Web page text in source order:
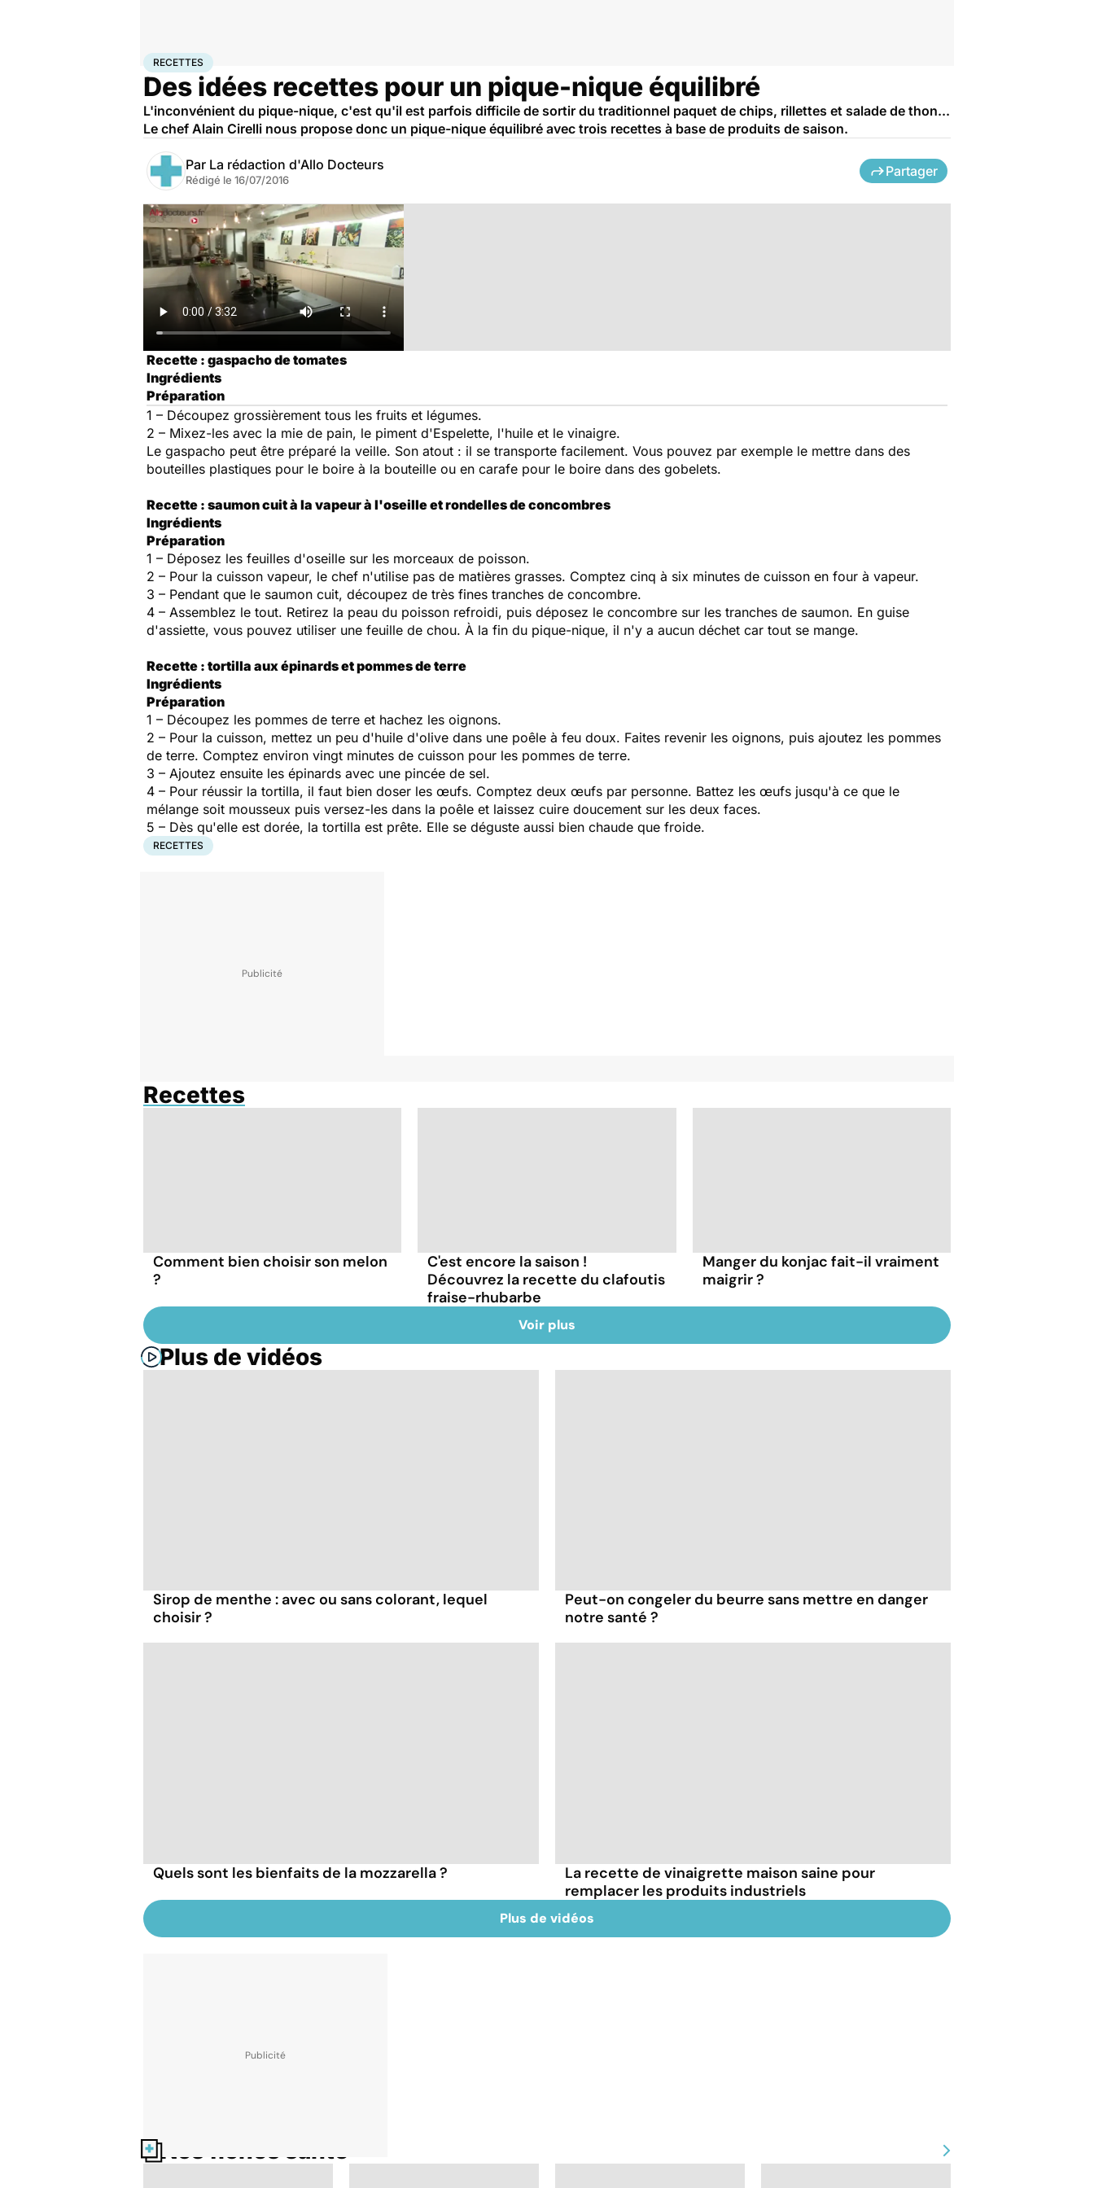
AccueilSanté Recettes
RECETTES
Des idées recettes pour un pique-nique équilibré
L'inconvénient du pique-nique, c'est qu'il est parfois difficile de sortir du traditionnel paquet de chips, rillettes et salade de thon...
Le chef Alain Cirelli nous propose donc un pique-nique équilibré avec trois recettes à base de produits de saison.
Par La rédaction d'Allo Docteurs
Rédigé le 16/07/2016
Partager
Recette : gaspacho de tomates
Ingrédients
Préparation
1 – Découpez grossièrement tous les fruits et légumes.
2 – Mixez-les avec la mie de pain, le piment d'Espelette, l'huile et le vinaigre.
Le gaspacho peut être préparé la veille. Son atout : il se transporte facilement. Vous pouvez par exemple le mettre dans des
bouteilles plastiques pour le boire à la bouteille ou en carafe pour le boire dans des gobelets.
Recette : saumon cuit à la vapeur à l'oseille et rondelles de concombres
Ingrédients
Préparation
1 – Déposez les feuilles d'oseille sur les morceaux de poisson.
2 – Pour la cuisson vapeur, le chef n'utilise pas de matières grasses. Comptez cinq à six minutes de cuisson en four à vapeur.
3 – Pendant que le saumon cuit, découpez de très fines tranches de concombre.
4 – Assemblez le tout. Retirez la peau du poisson refroidi, puis déposez le concombre sur les tranches de saumon. En guise
d'assiette, vous pouvez utiliser une feuille de chou. À la fin du pique-nique, il n'y a aucun déchet car tout se mange.
Recette : tortilla aux épinards et pommes de terre
Ingrédients
Préparation
1 – Découpez les pommes de terre et hachez les oignons.
2 – Pour la cuisson, mettez un peu d'huile d'olive dans une poêle à feu doux. Faites revenir les oignons, puis ajoutez les pommes
de terre. Comptez environ vingt minutes de cuisson pour les pommes de terre.
3 – Ajoutez ensuite les épinards avec une pincée de sel.
4 – Pour réussir la tortilla, il faut bien doser les œufs. Comptez deux œufs par personne. Battez les œufs jusqu'à ce que le
mélange soit mousseux puis versez-les dans la poêle et laissez cuire doucement sur les deux faces.
5 – Dès qu'elle est dorée, la tortilla est prête. Elle se déguste aussi bien chaude que froide.
RECETTES
Recettes
Comment bien choisir son melon
?
C'est encore la saison !
Découvrez la recette du clafoutis
fraise-rhubarbe
Manger du konjac fait-il vraiment
maigrir ?
Voir plus
Plus de vidéos
Sirop de menthe : avec ou sans colorant, lequel
choisir ?
Peut-on congeler du beurre sans mettre en danger
notre santé ?
Quels sont les bienfaits de la mozzarella ?
La recette de vinaigrette maison saine pour
remplacer les produits industriels
Plus de vidéos
Nos fiches santé